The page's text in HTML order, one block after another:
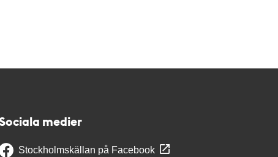
medier
Stockholmskällan på Facebook